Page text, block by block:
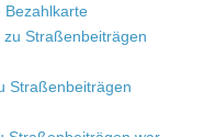
Bezahlkarte
zu Straßenbeiträgen
Straßenbeiträgen